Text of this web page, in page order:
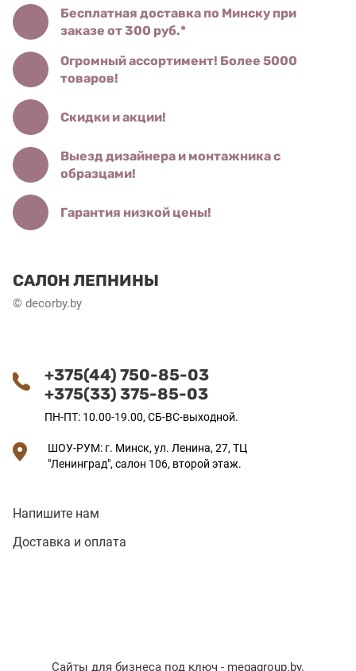
Бесплатная доставка по Минску при
заказе от 300 руб.*
Огромный ассортимент! Более 5000
товаров!
Скидки и акции!
Выезд дизайнера и монтажника с
образцами!
Гарантия низкой цены!
САЛОН ЛЕПНИНЫ
© decorby.by
+375(44) 750-85-03
+375(33) 375-85-03
ПН-ПТ: 10.00-19.00, СБ-ВС-выходной.
ШОУ-РУМ: г. Минск, ул. Ленина, 27, ТЦ
"Ленинград", салон 106, второй этаж.
Напишите нам
Доставка и оплата
Сайты для бизнеса под ключ - megagroup.by.